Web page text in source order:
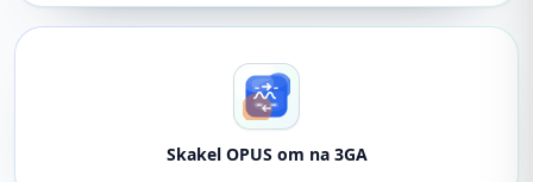
Skakel OPUS om na 3GA